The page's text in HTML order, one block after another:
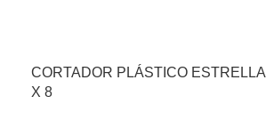
CORTADOR PLÁSTICO ESTRELLA
X 8